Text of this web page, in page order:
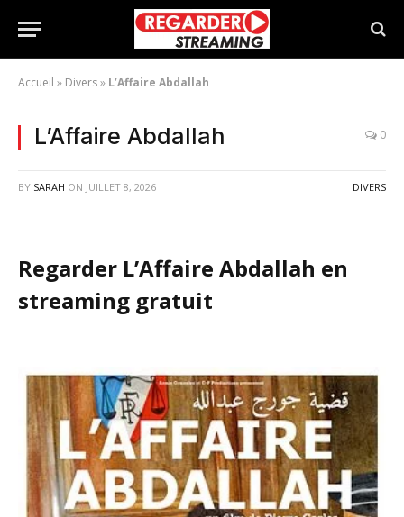
Accueil » Divers» L’Affaire Abdallah
L’Affaire Abdallah 0
BY SARAH ON JUILLET 8, 2026 DIVERS
Regarder L’Affaire Abdallah en
streaming gratuit